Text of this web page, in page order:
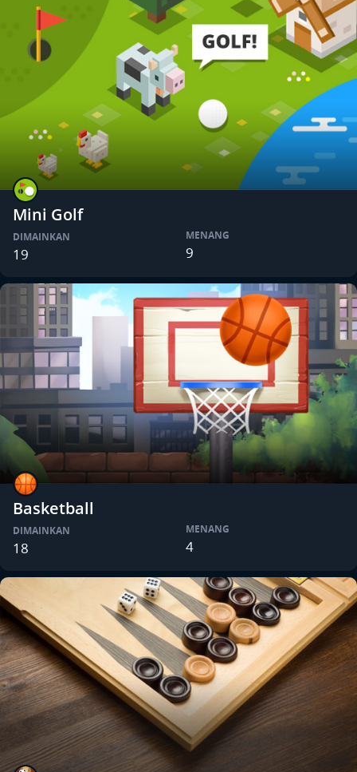
Mini Golf
DIMAINKAN
19
MENANG
9
Basketball
DIMAINKAN
18
MENANG
4